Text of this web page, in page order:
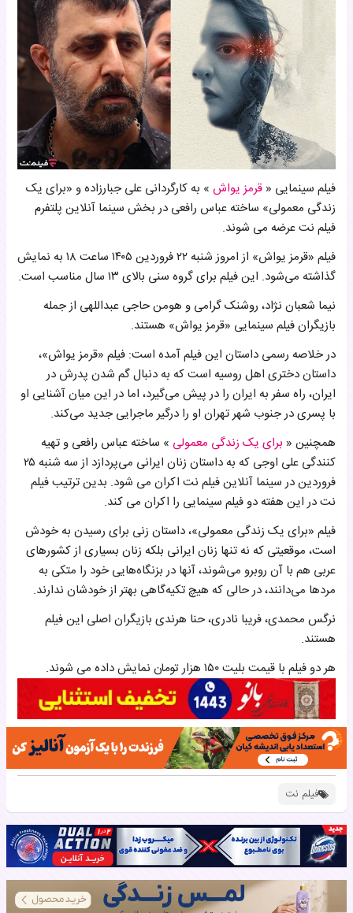
فیلم سینمایی «قرمز یواش » به کارگردانی علی جبارزاده و «برای یک
زندگی معمولی» ساخته عباس رافعی در بخش سینما آنلاین پلتفرم
فیلم نت عرضه می شوند.
فیلم «قرمز یواش» از امروز شنبه ۲۲ فروردین‌ ۱۴۰۵ ساعت ۱۸ به نمایش
گذاشته می‌شود. این فیلم برای گروه سنی بالای ۱۳ سال مناسب است.
نیما شعبان نژاد، روشنک گرامی و هومن حاجی عبداللهی از جمله
بازیگران فیلم سینمایی «قرمز یواش» هستند.
در خلاصه رسمی داستان این فیلم آمده است: فیلم «قرمز یواش»،
داستان دختری اهل روسیه است که به دنبال گم شدن پدرش در
ایران، راه سفر به ایران را در پیش می‌گیرد، اما در این میان آشنایی او
با پسری در جنوب شهر تهران او را درگیر ماجرایی جدید می‌کند.
همچنین « برای یک زندگی معمولی » ساخته عباس رافعی و تهیه
کنندگی علی اوجی که به داستان زنان ایرانی می‌پردازد از سه شنبه ۲۵
فروردین در سینما آنلاین فیلم نت اکران می شود. بدین ترتیب فیلم
نت در این هفته دو فیلم سینمایی را اکران می کند.
فیلم «برای یک زندگی معمولی»، داستان زنی برای رسیدن به خودش
است، موقعیتی که نه تنها زنان ایرانی بلکه زنان بسیاری از کشورهای
عربی هم با آن روبرو می‌شوند، آنها در بزنگاه‌هایی خود را متکی به
مردها می‌دانند، در حالی که هیچ تکیه‌گاهی بهتر از خودشان ندارند.
نرگس محمدی، فریبا نادری، حنا هرندی بازیگران اصلی این فیلم
هستند.
هر دو فیلم با قیمت بلیت ۱۵۰ هزار تومان نمایش داده می شوند.
فیلم نت